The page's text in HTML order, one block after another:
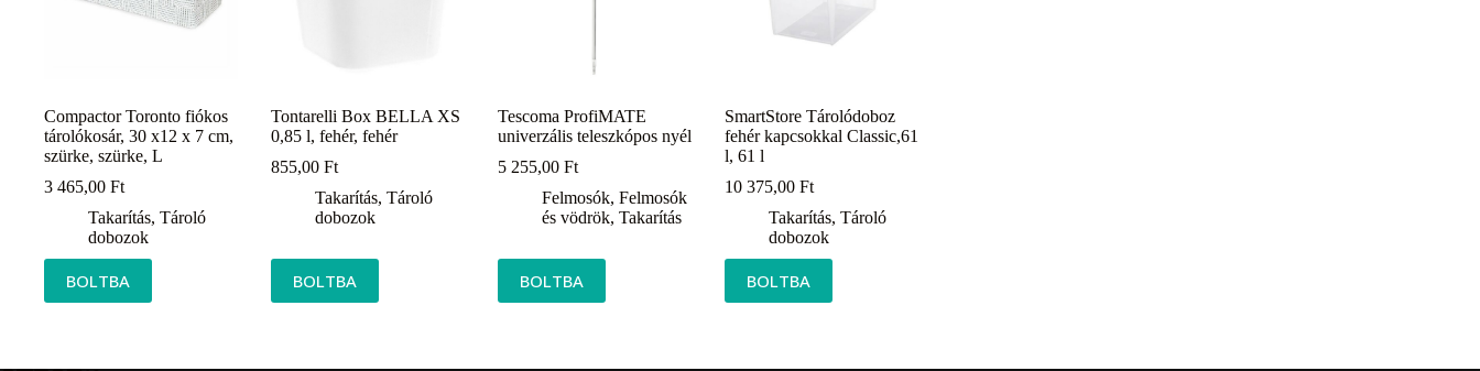
Compactor Toronto fiókos
tárolókosár, 30 x12 x 7 cm,
szürke, szürke, L
3 465,00 Ft
Takarítás, Tároló
dobozok
BOLTBA
Tontarelli Box BELLA XS
0,85 l, fehér, fehér
855,00Ft
Takarítás,Tároló
dobozok
BOLTBA
Tescoma ProfiMATE
univerzális teleszkópos nyél
5 255,00Ft
Felmosók,Felmosók
és vödrök,Takarítás
BOLTBA
SmartStore Tárolódoboz
fehér kapcsokkal Classic,61
l, 61 l
10 375,00Ft
Takarítás,Tároló
dobozok
BOLTBA